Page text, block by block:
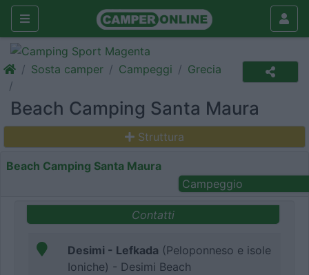
Sosta camper Campeggi Grecia
Beach Camping Santa Maura
Struttura
Beach Camping Santa Maura
Campeggio
Contatti
Desimi - Lefkada (Peloponneso e isole
Ioniche) - Desimi Beach